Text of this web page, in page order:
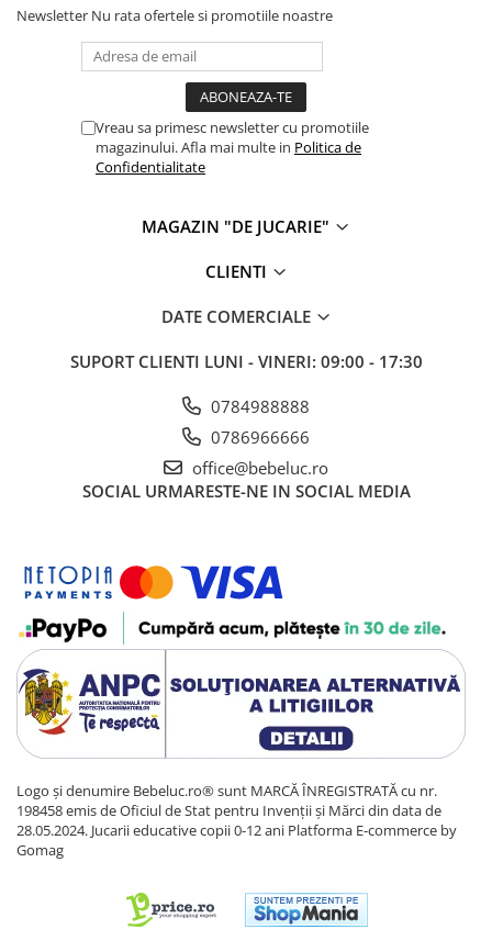
Cadou copii 10 ani
Cadou copii 12 ani
Rechizite scolare
Ghiozdan baieti
Umbrela copii
Accesorii bebelusi
Olita bebe
Veioza copii
Decoratiuni camera copilului
Produse de Curatenie
Jucarii exterior
Trotinete copii
Jucarii curte
Leagane copii
Karturi copii
Trambulina copii
Newsletter Nu rata ofertele si promotiile noastre
Vreau sa primesc newsletter cu promotiile
magazinului. Afla mai multe in Politica de
Confidentialitate
MAGAZIN "DE JUCARIE"
CLIENTI
DATE COMERCIALE
SUPORT CLIENTI LUNI - VINERI: 09:00 - 17:30
0784988888
0786966666
office@bebeluc.ro
SOCIAL URMARESTE-NE IN SOCIAL MEDIA
Logo și denumire Bebeluc.ro® sunt MARCĂ ÎNREGISTRATĂ cu nr.
198458 emis de Oficiul de Stat pentru Invenții și Mărci din data de
28.05.2024. Jucarii educative copii 0-12 ani Platforma E-commerce by
Gomag